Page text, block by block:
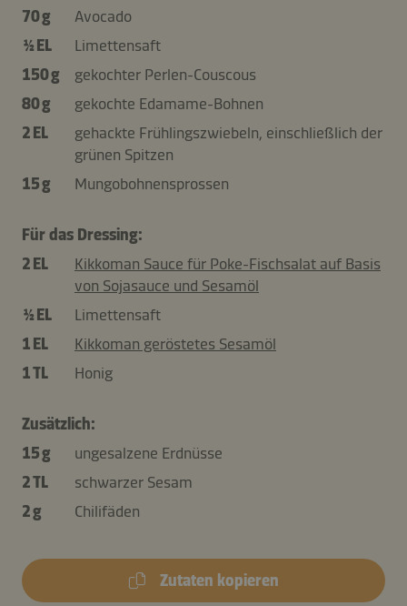
70 g
Avocado
½ EL
Limettensaft
150 g
gekochter Perlen-Couscous
80 g
gekochte Edamame-Bohnen
2 EL
gehackte Frühlingszwiebeln, einschließlich der
grünen Spitzen
15 g
Mungobohnensprossen
Für das Dressing:
2 EL
Kikkoman Sauce für Poke-Fischsalat auf Basis
von Sojasauce und Sesamöl
½ EL
Limettensaft
1 EL
Kikkoman geröstetes Sesamöl
1 TL
Honig
Zusätzlich:
15 g
ungesalzene Erdnüsse
2 TL
schwarzer Sesam
2 g
Chilifäden
Zutaten kopieren